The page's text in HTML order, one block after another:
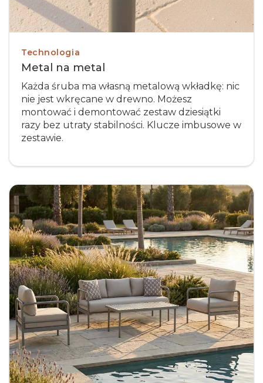
Technologia
Metal na metal
Każda śruba ma własną metalową wkładkę: nic
nie jest wkręcane w drewno. Możesz
montować i demontować zestaw dziesiątki
razy bez utraty stabilności. Klucze imbusowe w
zestawie.